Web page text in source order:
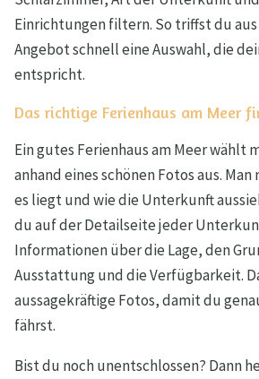
Einrichtungen filtern. So triffst du
Angebot schnell eine Auswahl, die
entspricht.
Das richtige Ferienhaus am Meer
Ein gutes Ferienhaus am Meer wählt
anhand eines schönen Fotos aus.
es liegt und wie die Unterkunft
du auf der Detailseite jeder
Informationen über die Lage, den
Ausstattung und die Verfügbarkeit.
aussagekräftige Fotos, damit du
fährst.
Bist du noch unentschlossen? Dann